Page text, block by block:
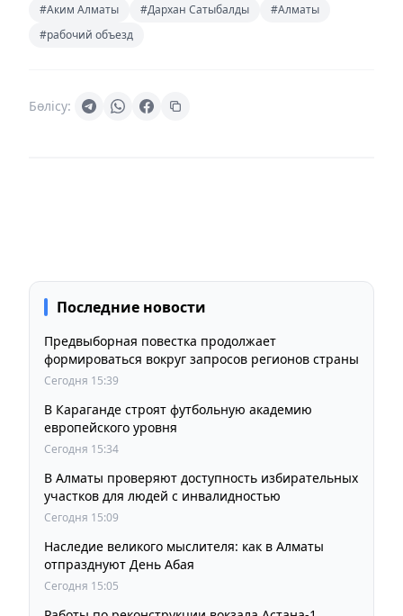
#Аким Алматы #Дархан Сатыбалды
#Алматы
#рабочий объезд
Бөлісу:
Последние новости
Предвыборная повестка продолжает
формироваться вокруг запросов регионов страны
Сегодня 15:39
В Караганде строят футбольную академию
европейского уровня
Сегодня 15:34
В Алматы проверяют доступность избирательных
участков для людей с инвалидностью
Сегодня 15:09
Наследие великого мыслителя: как в Алматы
отпразднуют День Абая
Сегодня 15:05